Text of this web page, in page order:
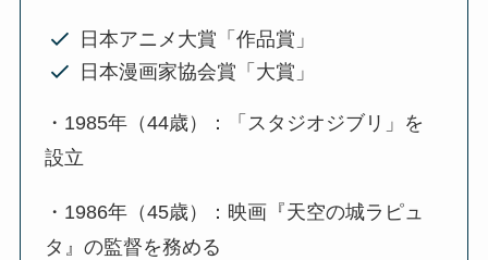
日本アニメ大賞「作品賞」
日本漫画家協会賞「大賞」
・1985年（44歳）：「スタジオジブリ」を
設立
・1986年（45歳）：映画『天空の城ラピュ
タ』の監督を務める